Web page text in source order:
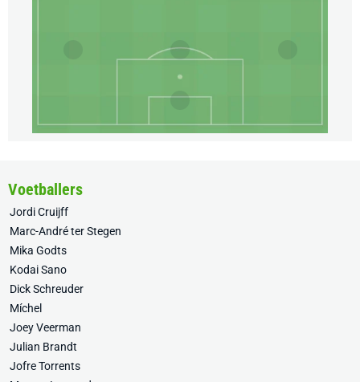
Voetballers
Jordi Cruijff
Marc-André ter Stegen
Mika Godts
Kodai Sano
Dick Schreuder
Míchel
Joey Veerman
Julian Brandt
Jofre Torrents